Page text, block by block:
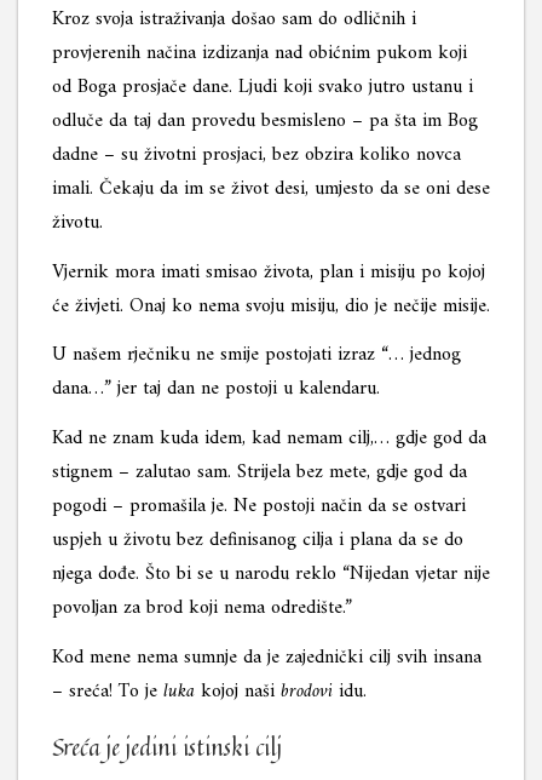
Kroz svoja istraživanja došao sam do odličnih i
provjerenih načina izdizanja nad obićnim pukom koji
od Boga prosjače dane. Ljudi koji svako jutro ustanu i
odluče da taj dan provedu besmisleno – pa šta im Bog
dadne – su životni prosjaci, bez obzira koliko novca
imali. Čekaju da im se život desi, umjesto da se oni dese
životu.
Vjernik mora imati smisao života, plan i misiju po kojoj
će živjeti. Onaj ko nema svoju misiju, dio je nečije misije.
U našem rječniku ne smije postojati izraz “… jednog
dana…” jer taj dan ne postoji u kalendaru.
Kad ne znam kuda idem, kad nemam cilj,… gdje god da
stignem – zalutao sam. Strijela bez mete, gdje god da
pogodi – promašila je. Ne postoji način da se ostvari
uspjeh u životu bez definisanog cilja i plana da se do
njega dođe. Što bi se u narodu reklo “Nijedan vjetar nije
povoljan za brod koji nema odredište.”
Kod mene nema sumnje da je zajednički cilj svih insana
– sreća! To jelukakojoj našibrodoviidu.
Sreća je jedini istinski cilj